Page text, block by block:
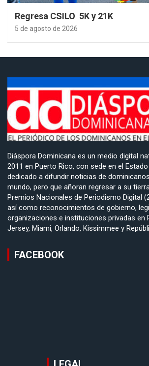
Regresa CSILO 5K y 21K
5 de agosto de 2026
Diáspora Dominicana es un medio digital
2011 en Puerto Rico, con sede en el
dedicado a difundir noticias de
mundo, pero que añoran regresar a su
Premios Nacionales de Periodismo Digital
así como reconocimientos de gobierno,
organizaciones e instituciones privadas en
Jersey, Miami, Orlando, Kissimmee y
FACEBOOK